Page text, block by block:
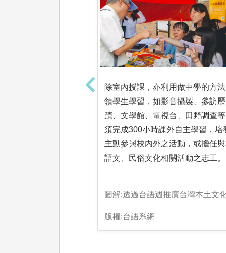
除室內授課，亦利用做中學的方
領學生學習，如影音攝製、參訪
蹟、文學館、電視台、田野調查
須完成300小時課外自主學習，培
主動參與校內外之活動，或擔任
語文、民俗文化相關活動之志工。
圖解:透過台語週推廣台灣本土文
版權:台語系網